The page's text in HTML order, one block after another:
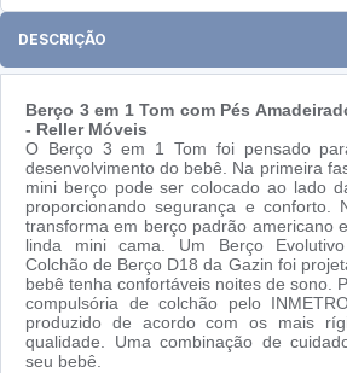
DESCRIÇÃO
Berço 3 em 1 Tom com Pés
- Reller Móveis
O Berço 3 em 1 Tom foi pensado
desenvolvimento do bebê. Na primeira
mini berço pode ser colocado ao lado
proporcionando segurança e conforto.
transforma em berço padrão americano
linda mini cama. Um Berço
Colchão de Berço D18 da Gazin foi
bebê tenha confortáveis noites de sono.
compulsória de colchão pelo
produzido de acordo com os mais
qualidade. Uma combinação de
seu bebê.